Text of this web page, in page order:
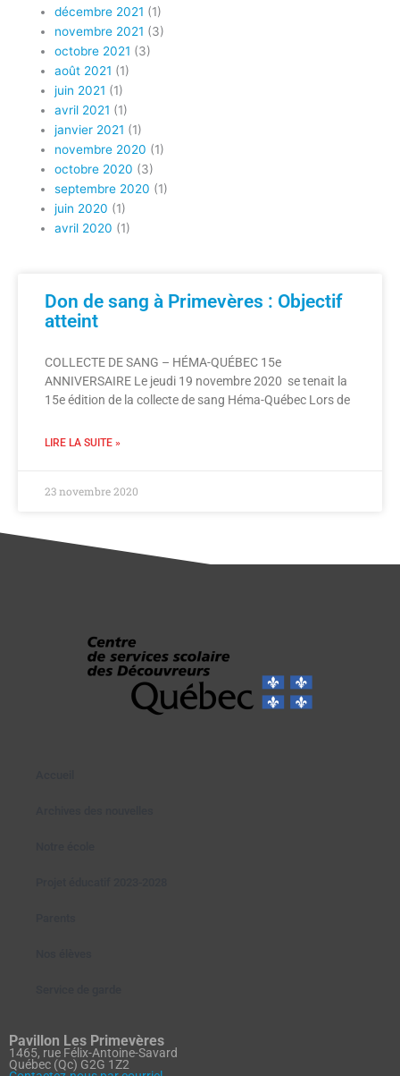
décembre 2021 (1)
novembre 2021 (3)
octobre 2021 (3)
août 2021 (1)
juin 2021 (1)
avril 2021 (1)
janvier 2021 (1)
novembre 2020 (1)
octobre 2020 (3)
septembre 2020 (1)
juin 2020 (1)
avril 2020 (1)
Don de sang à Primevères : Objectif
atteint
COLLECTE DE SANG – HÉMA-QUÉBEC 15e
ANNIVERSAIRE Le jeudi 19 novembre 2020 se tenait la
15e édition de la collecte de sang Héma-Québec Lors de
LIRE LA SUITE »
23 novembre 2020
Pavillon Les Primevères
1465, rue Félix-Antoine-Savard
Québec (Qc) G2G 1Z2